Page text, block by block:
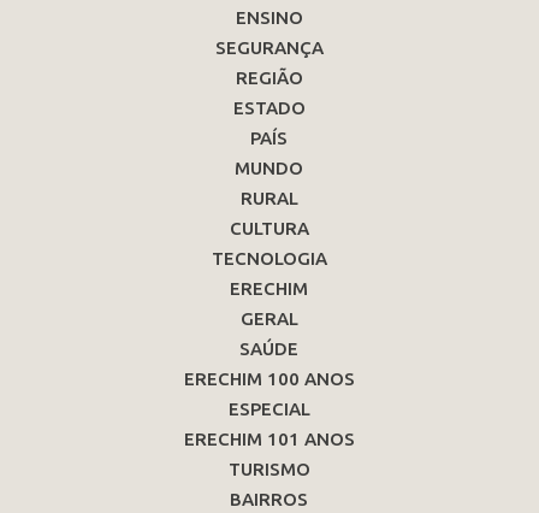
ENSINO
SEGURANÇA
REGIÃO
ESTADO
PAÍS
MUNDO
RURAL
CULTURA
TECNOLOGIA
ERECHIM
GERAL
SAÚDE
ERECHIM 100 ANOS
ESPECIAL
ERECHIM 101 ANOS
TURISMO
BAIRROS